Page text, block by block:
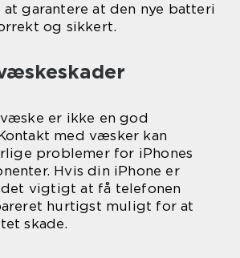
garantere at den nye batteri
og sikkert.
er ikke en god
med væsker kan
problemer for iPhones
Hvis din iPhone er
vigtigt at få telefonen
hurtigst muligt for at
skade.